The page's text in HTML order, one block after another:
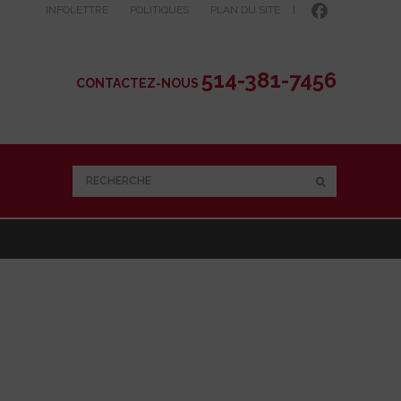
INFOLETTRE POLITIQUES PLAN DU SITE
CONTACTEZ-NOUS 514-381-7456
RECHERCHE